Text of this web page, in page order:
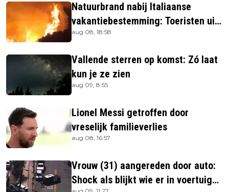
Natuurbrand nabij Italiaanse
vakantiebestemming: Toeristen uit
verblijven gehaald
aug 08, 18:58
Vallende sterren op komst: Zó laat
kun je ze zien
aug 09, 8:55
Lionel Messi getroffen door
vreselijk familieverlies
aug 08, 16:57
Vrouw (31) aangereden door auto:
Shock als blijkt wie er in voertuig